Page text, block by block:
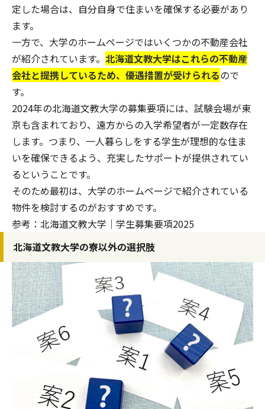
定した場合は、自分自身で住まいを確保する必要があり
ます。
一方で、大学のホームページではいくつかの不動産会社
が紹介されています。 北海道文教大学はこれらの不動産
会社と提携しているため、優遇措置が受けられるので
す。
2024年の北海道文教大学の募集要項には、試験会場が東
京も含まれており、遠方からの入学希望者が一定数存在
します。つまり、一人暮らしをする学生が理想的な住ま
いを確保できるよう、充実したサポートが提供されてい
るということです。
そのため最初は、大学のホームページで紹介されている
物件を検討するのがおすすめです。
参考： 北海道文教大学｜学生募集要項2025
北海道文教大学の寮以外の選択肢